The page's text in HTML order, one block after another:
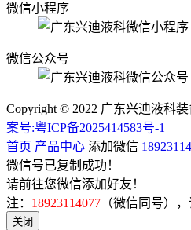
微信小程序
微信公众号
Copyright © 2022 广东兴迪液科
案号:粤ICP备2025414583号-1
首页 产品中心 添加微信
微信号已复制成功！
请前往您微信添加好友！
注： 18923114077 （微信同号）
关闭